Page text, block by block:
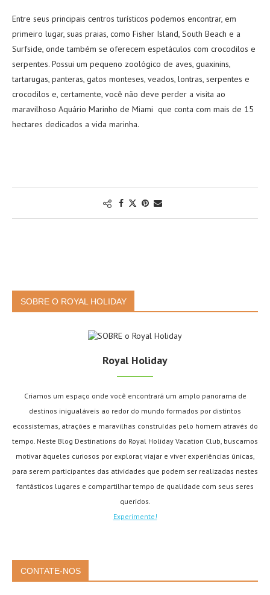
Entre seus principais centros turísticos podemos encontrar, em
primeiro lugar, suas praias, como Fisher Island, South Beach e a
Surfside, onde também se oferecem espetáculos com crocodilos e
serpentes. Possui um pequeno zoológico de aves, guaxinins,
tartarugas, panteras, gatos monteses, veados, lontras, serpentes e
crocodilos e, certamente, você não deve perder a visita ao
maravilhoso Aquário Marinho de Miami que conta com mais de 15
hectares dedicados a vida marinha.
SOBRE O ROYAL HOLIDAY
Royal Holiday
Criamos um espaço onde você encontrará um amplo panorama de
destinos inigualáveis ao redor do mundo formados por distintos
ecossistemas, atrações e maravilhas construídas pelo homem através do
tempo. Neste Blog Destinations do Royal Holiday Vacation Club, buscamos
motivar àqueles curiosos por explorar, viajar e viver experiências únicas,
para serem participantes das atividades que podem ser realizadas nestes
fantásticos lugares e compartilhar tempo de qualidade com seus seres
queridos.
Experimente!
CONTATE-NOS